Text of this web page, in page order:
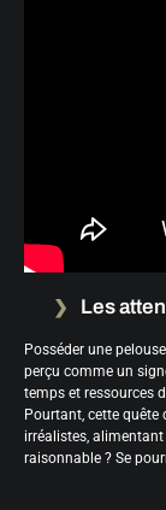
Les
Posséder une
perçu comme un
temps et ressources
Pourtant, cette quête
irréalistes, alimentant
raisonnable ? Se